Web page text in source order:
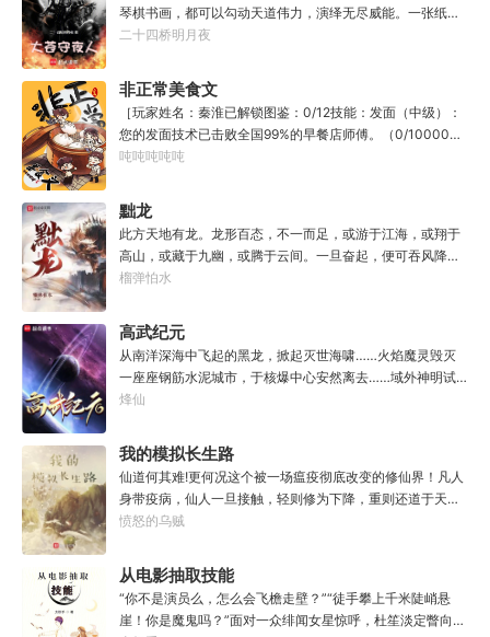
琴棋书画，都可以勾动天道伟力，演绎无尽威能。一张纸可
封万载凶谷，一滴墨可将三千里海域化为永夜。林苏进入这
人毕生难以触摸的天花板，敢与诸子百家圣人争道。精智
计，察人心，演绎兵法三十六计，弹指间可换一国之君。不
知者谓他情种，知他者，言他为真性情。
二十四桥明月夜
非正常美食文
［玩家姓名：秦淮已解锁图鉴：0/12技能：发面（中级）：
您的发面技术已击败全国99%的早餐店师傅。（0/10000）
调馅（高级）：您的调馅水平已击败全国100%的早餐店师
的那一刻，美食文主角迎来了他加载成功的系统。秦淮：美
食文，早说呀，这个他熟！后来——秦淮发现这好像不是个
单纯的美食文系统。好像还加了些奇奇怪怪的东西。连带着
他看邻居、朋友、客人、员工都不太像人……不过没事。遇
事不决，先吃一口！.游戏说明：1.本游戏自由度极高，请玩
力解锁图鉴。3.一切解释归游戏所有。
吨吨吨吨吨
黜龙
此方天地有龙。龙形百态，不一而足，或游于江海，或翔于
高山，或藏于九幽，或腾于云间。一旦奋起，便可吞风降
雪，引江划河，落雷喷火，分山避海。此处人间也有龙。人
之志。一时机发，便可翻云覆雨，决势分野，定鼎问道，证
位成龙。作为一个迷路的穿越者，张行一开始也想成龙，但
后来，他发现这个行当卷的太厉害了，就决定改行，去黜落
群龙。所谓行尽天下路，使天地处处通，黜遍天下龙，使世
间人人可为龙。
榴弹怕水
高武纪元
从南洋深海中飞起的黑龙，掀起灭世海啸……火焰魔灵毁灭
一座座钢筋水泥城市，于核爆中心安然离去……域外神明试
图统治整片星海……这是人类科技高度发达的未来世界。也
源，心怀能观想星海的奇异神宫，在这个世界艰难前行。多
年以后。“我现在的飞行速度是122682米/每秒，力量爆发
是……”李源在距蓝星表层约180公里的大气层中极速飞行，
冰冷眸子盯着昏暗虚空尽头那条形似神话传说中神龙的庞然
大物：“你，应该是所有入侵半神生命体中最强的一个
烽仙
我的模拟长生路
仙道何其难!更何况这个被一场瘟疫彻底改变的修仙界！凡人
身带疫病，仙人一旦接触，轻则修为下降，重则还道于天，
于是仙凡永隔；仙法不可同修，整个修仙界成为了一个巨大
凡尘中打滚，蹉跎一生。好在临终之时终于觉醒异宝，能够
化真为假，将真实的人生转为黄粱一梦，重回刚穿越之时！
于是，李凡开始了他的漫漫长生路！第二世，李凡历时五十
载终权倾天下，但却遍寻世间而不见仙踪。只在人生的末尾
愤怒的乌贼
从电影抽取技能
“你不是演员么，怎么会飞檐走壁？”“徒手攀上千米陡峭悬
崖！你是魔鬼吗？”面对一众绯闻女星惊呼，杜笙淡定瞥向从